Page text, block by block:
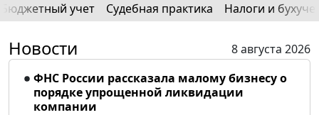
Бюджетный учет Судебная практика Налоги и
Новости
8 августа 2026
ФНС России рассказала малому бизнесу о
порядке упрощенной ликвидации
компании